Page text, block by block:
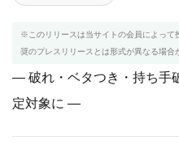
※このリリースは当サイトの会員によって
奨のプレスリリースとは形式が異なる場合
― 破れ・ベタつき・持ち手
定対象に ―